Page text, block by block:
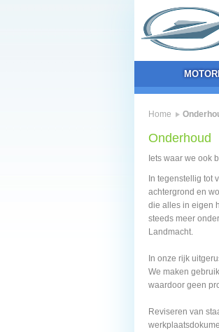
Home
Onderhoud
Iets waar we ook
In tegenstellig tot
achtergrond en
die alles in eigen
steeds meer
Landmacht.
In onze rijk
We maken
waardoor geen
Reviseren van